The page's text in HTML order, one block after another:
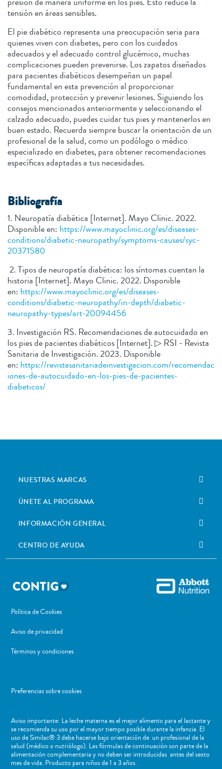
tensión en áreas sensibles.
El pie diabético representa una preocupación seria para
quienes viven con diabetes, pero con los cuidados
adecuados y el adecuado control glucémico, muchas
complicaciones pueden prevenirse. Los zapatos diseñados
para pacientes diabéticos desempeñan un papel
fundamental en esta prevención al proporcionar
comodidad, protección y prevenir lesiones. Siguiendo los
consejos mencionados anteriormente y seleccionando el
calzado adecuado, puedes cuidar tus pies y mantenerlos en
buen estado. Recuerda siempre buscar la orientación de un
profesional de la salud, como un podólogo o médico
especializado en diabetes, para obtener recomendaciones
específicas adaptadas a tus necesidades.
Bibliografía
1. Neuropatía diabética [Internet]. Mayo Clinic. 2022.
Disponible en: https://www.mayoclinic.org/es/diseases-
conditions/diabetic-neuropathy/symptoms-causes/syc-
20371580
2. Tipos de neuropatía diabética: los síntomas cuentan la
historia [Internet]. Mayo Clinic. 2022. Disponible
en: https://www.mayoclinic.org/es/diseases-
conditions/diabetic-neuropathy/in-depth/diabetic-
neuropathy-types/art-20094456
3. Investigación RS. Recomendaciones de autocuidado en
los pies de pacientes diabéticos [Internet]. ▷ RSI - Revista
Sanitaria de Investigación. 2023. Disponible
en: https://revistasanitariadeinvestigacion.com/recomendac
iones-de-autocuidado-en-los-pies-de-pacientes-
diabeticos/
NUESTRAS MARCAS
ÚNETE AL PROGRAMA
INFORMACIÓN GENERAL
CENTRO DE AYUDA
Política de Cookies
Aviso de privacidad
Términos y condiciones
Preferencias sobre cookies
Aviso importante: La leche materna es el mejor alimento para el lactante y
se recomienda su uso por el mayor tiempo posible durante la infancia. El
uso de Similac® 3 debe hacerse bajo orientación de un profesional de la
salud (médico o nutriólogo). Las fórmulas de continuación son parte de la
alimentación complementaria y no deben ser introducidas antes del sexto
mes de vida. Producto para niños de 1 a 3 años.